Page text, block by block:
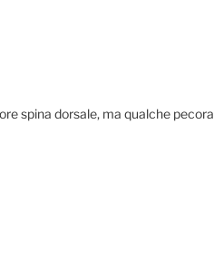
spina dorsale, ma qualche pecora